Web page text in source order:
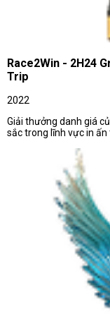
Race2Win - 2H24
Trip
2022
Giải thưởng danh giá
sắc trong lĩnh vực in ấn